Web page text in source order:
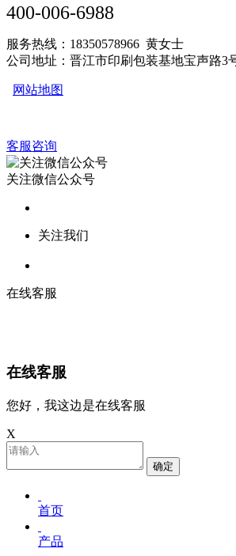
400-006-6988
服务热线：18350578966 黄女士
公司地址：晋江市印刷包装基地宝声路3
网站地图
客服咨询
关注微信公众号
关注我们
在线客服
在线客服
您好，我这边是在线客服
X
确定
首页
产品